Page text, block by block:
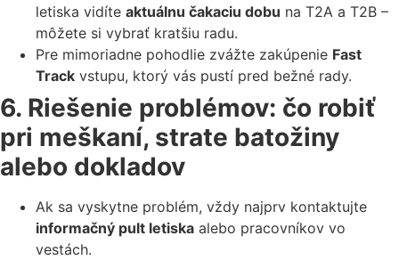
letiska vidíte aktuálnu čakaciu dobu na T2A a T2B –
môžete si vybrať kratšiu radu.
Pre mimoriadne pohodlie zvážte zakúpenie Fast
Track vstupu, ktorý vás pustí pred bežné rady.
6. Riešenie problémov: čo robiť
pri meškaní, strate batožiny
alebo dokladov
Ak sa vyskytne problém, vždy najprv kontaktujte
informačný pult letiska alebo pracovníkov vo
vestách.